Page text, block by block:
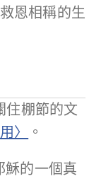
恩相稱的生
住棚節的文
〉
。
穌的一個真